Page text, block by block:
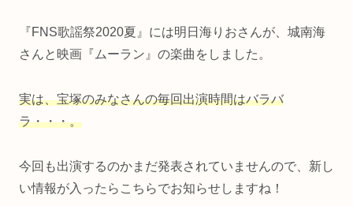
『FNS歌謡祭2020夏』には明日海りおさんが、城南海
さんと映画『ムーラン』の楽曲をしました。
実は、宝塚のみなさんの毎回出演時間はバラバ
ラ・・・。
今回も出演するのかまだ発表されていませんので、新し
い情報が入ったらこちらでお知らせしますね！